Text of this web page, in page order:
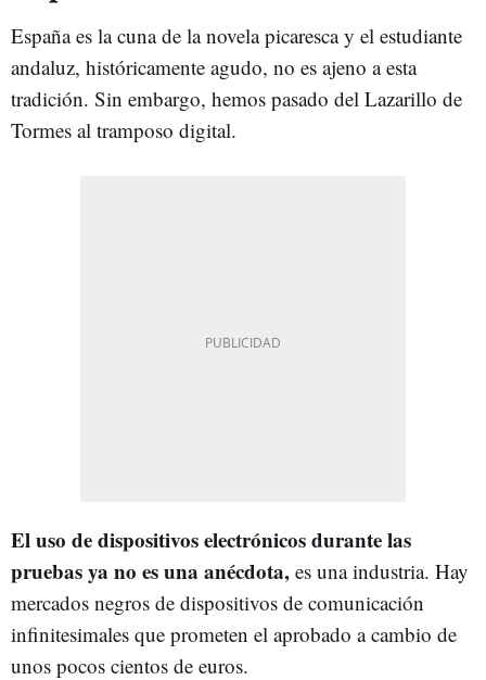
España es la cuna de la novela picaresca y el estudiante
andaluz, históricamente agudo, no es ajeno a esta
tradición. Sin embargo, hemos pasado del Lazarillo de
Tormes al tramposo digital.
El uso de dispositivos electrónicos durante las
pruebas ya no es una anécdota, es una industria. Hay
mercados negros de dispositivos de comunicación
infinitesimales que prometen el aprobado a cambio de
unos pocos cientos de euros.